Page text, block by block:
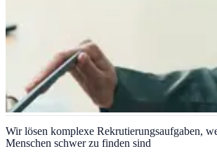
Rekrutierung
Wir rekrutieren gefragte Kandidaten im Bereich
Wir lösen komplexe Rekrutierungsaufgaben,
Menschen schwer zu finden sind